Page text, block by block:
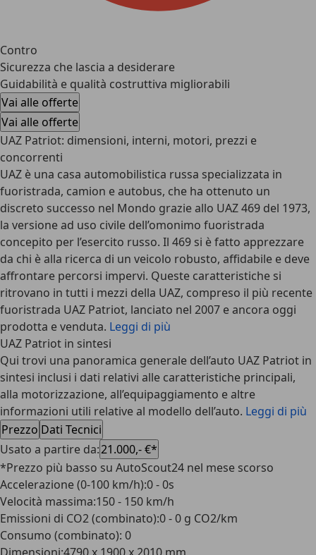
Contro
Sicurezza che lascia a desiderare
Guidabilità e qualità costruttiva migliorabili
Vai alle offerte
Vai alle offerte
UAZ Patriot: dimensioni, interni, motori, prezzi e
concorrenti
UAZ è una casa automobilistica russa specializzata in
fuoristrada, camion e autobus, che ha ottenuto un
discreto successo nel Mondo grazie allo UAZ 469 del 1973,
la versione ad uso civile dell’omonimo fuoristrada
concepito per l’esercito russo. Il 469 si è fatto apprezzare
da chi è alla ricerca di un veicolo robusto, affidabile e deve
affrontare percorsi impervi. Queste caratteristiche si
ritrovano in tutti i mezzi della UAZ, compreso il più recente
fuoristrada UAZ Patriot, lanciato nel 2007 e ancora oggi
prodotta e venduta. Leggi di più
UAZ Patriot in sintesi
Qui trovi una panoramica generale dell’auto UAZ Patriot in
sintesi inclusi i dati relativi alle caratteristiche principali,
alla motorizzazione, all’equipaggiamento e altre
informazioni utili relative al modello dell’auto. Leggi di più
Prezzo Dati Tecnici
Usato a partire da:21.000,- €*
*Prezzo più basso su AutoScout24 nel mese scorso
Accelerazione (0-100 km/h):0 - 0s
Velocità massima:150 - 150 km/h
Emissioni di CO2 (combinato):0 - 0 g CO2/km
Consumo (combinato): 0